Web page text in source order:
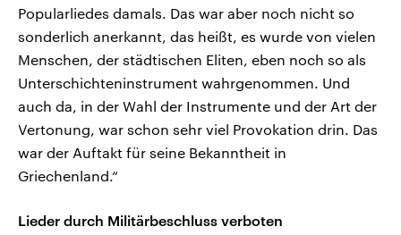
Popularliedes damals. Das war aber noch nicht so
sonderlich anerkannt, das heißt, es wurde von vielen
Menschen, der städtischen Eliten, eben noch so als
Unterschichteninstrument wahrgenommen. Und
auch da, in der Wahl der Instrumente und der Art der
Vertonung, war schon sehr viel Provokation drin. Das
war der Auftakt für seine Bekanntheit in
Griechenland.“
Lieder durch Militärbeschluss verboten